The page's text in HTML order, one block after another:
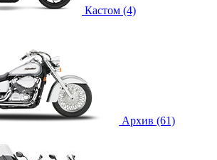
Кастом (4)
Архив (61)